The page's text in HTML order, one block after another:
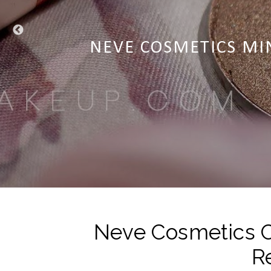
NEVE
NEVE COSMETICS
NEVE COSMETICS
NEVE
NEVE COSMETICS
Neve Cosmetics